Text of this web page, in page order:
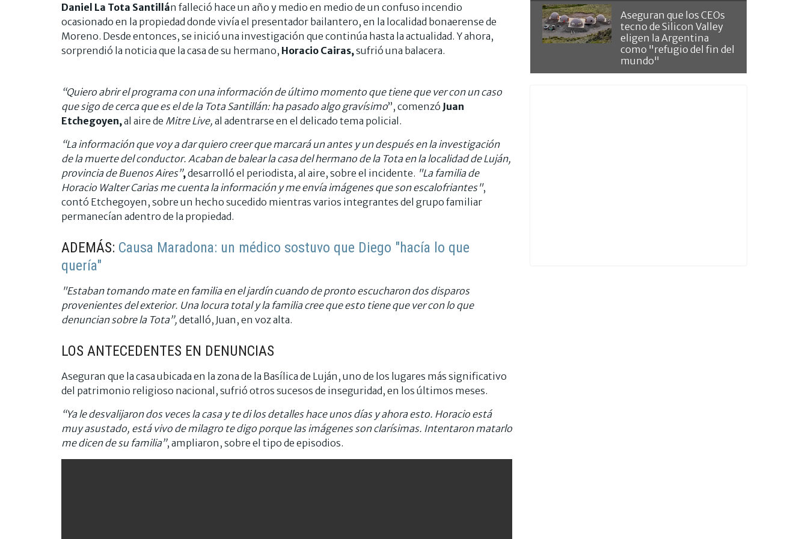
Daniel La Tota Santillán falleció hace un año y medio en medio de un confuso incendio
ocasionado en la propiedad donde vivía el presentador bailantero, en la localidad bonaerense de
Moreno. Desde entonces, se inició una investigación que continúa hasta la actualidad. Y ahora,
sorprendió la noticia que la casa de su hermano, Horacio Cairas, sufrió una balacera.
“Quiero abrir el programa con una información de último momento que tiene que ver con un caso
que sigo de cerca que es el de la Tota Santillán: ha pasado algo gravísimo”, comenzó Juan
Etchegoyen, al aire de Mitre Live, al adentrarse en el delicado tema policial.
“La información que voy a dar quiero creer que marcará un antes y un después en la investigación
de la muerte del conductor. Acaban de balear la casa del hermano de la Tota en la localidad de Luján,
provincia de Buenos Aires”, desarrolló el periodista, al aire, sobre el incidente. "La familia de
Horacio Walter Carias me cuenta la información y me envía imágenes que son escalofriantes",
contó Etchegoyen, sobre un hecho sucedido mientras varios integrantes del grupo familiar
permanecían adentro de la propiedad.
ADEMÁS: Causa Maradona: un médico sostuvo que Diego "hacía lo que
quería"
"Estaban tomando mate en familia en el jardín cuando de pronto escucharon dos disparos
provenientes del exterior. Una locura total y la familia cree que esto tiene que ver con lo que
denuncian sobre la Tota”, detalló, Juan, en voz alta.
LOS ANTECEDENTES EN DENUNCIAS
Aseguran que la casa ubicada en la zona de la Basílica de Luján, uno de los lugares más significativo
del patrimonio religioso nacional, sufrió otros sucesos de inseguridad, en los últimos meses.
“Ya le desvalijaron dos veces la casa y te di los detalles hace unos días y ahora esto. Horacio está
muy asustado, está vivo de milagro te digo porque las imágenes son clarísimas. Intentaron matarlo
me dicen de su familia”, ampliaron, sobre el tipo de episodios.
Aseguran que los CEOs
tecno de Silicon Valley
eligen la Argentina
como "refugio del fin del
mundo"